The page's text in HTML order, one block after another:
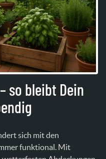
so bleibt Dein
sich mit den
funktional. Mit